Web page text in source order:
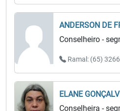
ANDERSON DE
Conselheiro -
Ramal: (65)
ELANE
Conselheira -